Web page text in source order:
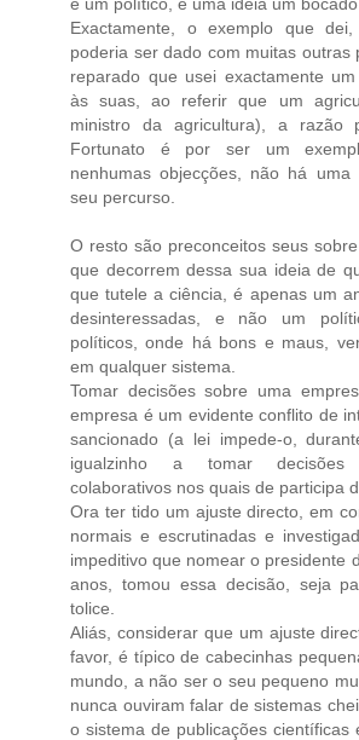
Exactamente, o exemplo que
poderia ser dado com muitas outras
reparado que usei exactamente
às suas, ao referir que um
ministro da agricultura), a razão
Fortunato é por ser um
nenhumas objecções, não há
seu percurso.
O resto são preconceitos seus
que decorrem dessa sua ideia de
que tutele a ciência, é apenas um
desinteressadas, e não um
políticos, onde há bons e maus,
em qualquer sistema.
Tomar decisões sobre uma
empresa é um evidente conflito de
sancionado (a lei impede-o,
igualzinho a tomar decisões
colaborativos nos quais de participa
Ora ter tido um ajuste directo, em
normais e escrutinadas e
impeditivo que nomear o presidente
anos, tomou essa decisão, seja
tolice.
Aliás, considerar que um ajuste
favor, é típico de cabecinhas
mundo, a não ser o seu pequeno
nunca ouviram falar de sistemas
o sistema de publicações científicas